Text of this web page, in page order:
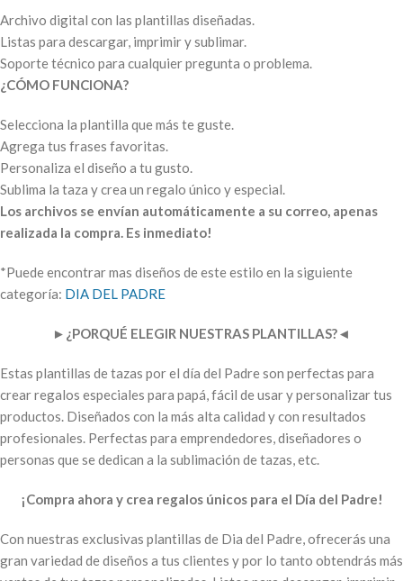
Archivo digital con las plantillas diseñadas.
Listas para descargar, imprimir y sublimar.
Soporte técnico para cualquier pregunta o problema.
¿CÓMO FUNCIONA?
Selecciona la plantilla que más te guste.
Agrega tus frases favoritas.
Personaliza el diseño a tu gusto.
Sublima la taza y crea un regalo único y especial.
Los archivos se envían automáticamente a su correo, apenas
realizada la compra. Es inmediato!
*Puede encontrar mas diseños de este estilo en la siguiente
categoría: DIA DEL PADRE
► ¿PORQUÉ ELEGIR NUESTRAS PLANTILLAS?◄
Estas plantillas de tazas por el día del Padre son perfectas para
crear regalos especiales para papá, fácil de usar y personalizar tus
productos. Diseñados con la más alta calidad y con resultados
profesionales. Perfectas para emprendedores, diseñadores o
personas que se dedican a la sublimación de tazas, etc.
¡Compra ahora y crea regalos únicos para el Día del Padre!
Con nuestras exclusivas plantillas de Dia del Padre, ofrecerás una
gran variedad de diseños a tus clientes y por lo tanto obtendrás más